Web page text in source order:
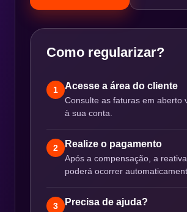
Como regularizar?
1 Acesse a área do cliente
Consulte as faturas em aberto
à sua conta.
2 Realize o pagamento
Após a compensação, a
poderá ocorrer
3 Precisa de ajuda?